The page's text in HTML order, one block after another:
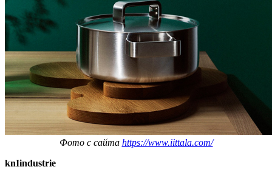
Фото с сайта https://www.iittala.com/
knIindustrie